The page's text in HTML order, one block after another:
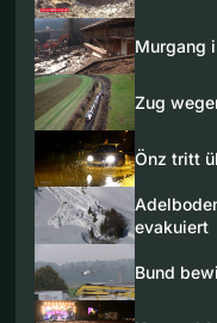
Murgang
Zug
Önz tritt
evakuiert
Bund